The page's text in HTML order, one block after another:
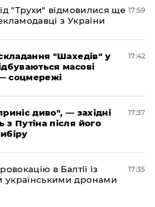
"Трухи" відмовилися ще
з України
17:59
складання "Шахедів" у
масові
соцмережі
17:42
диво", — західні
з Путіна після його
17:37
в Балтії із
українськими дронами
17:35